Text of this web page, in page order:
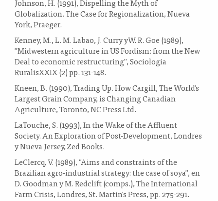
Johnson, H. (1991), Dispelling the Myth of
Globalization. The Case for Regionalization, Nueva
York, Praeger.
Kenney, M., L. M. Labao, J. Curry yW. R. Goe (1989),
"Midwestern agriculture in US Fordism: from the New
Deal to economic restructuring", Sociologia
RuralisXXIX (2) pp. 131-148.
Kneen, B. (1990), Trading Up. How Cargill, The World's
Largest Grain Company, is Changing Canadian
Agriculture, Toronto, NC Press Ltd.
LaTouche, S. (1993), In the Wake of the Affluent
Society. An Exploration of Post-Development, Londres
y Nueva Jersey, Zed Books.
LeClercq, V. (1989), "Aims and constraints of the
Brazilian agro-industrial strategy: the case of soya", en
D. Goodman y M. Redclift (comps.), The International
Farm Crisis, Londres, St. Martin's Press, pp. 275-291.